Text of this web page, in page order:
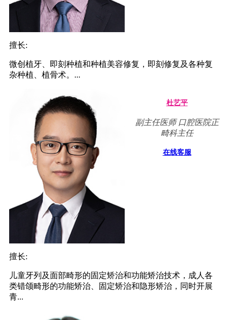
擅长:
微创植牙、即刻种植和种植美容修复，即刻修复及各种复
杂种植、植骨术。...
杜艺平
副主任医师 口腔医院正
畸科主任
在线客服
擅长:
儿童牙列及面部畸形的固定矫治和功能矫治技术，成人各
类错颌畸形的功能矫治、固定矫治和隐形矫治，同时开展
青...